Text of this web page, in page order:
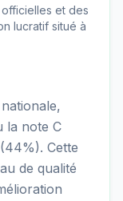
et des
lucratif situé à
la note C
Cette
de qualité